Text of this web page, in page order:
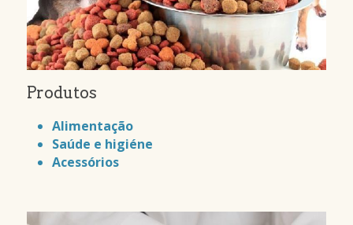
Produtos
Alimentação
Saúde e higiéne
Acessórios